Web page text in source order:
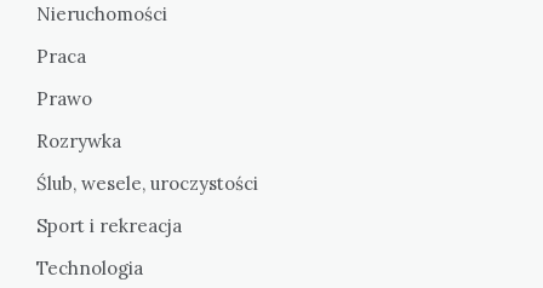
Nieruchomości
Praca
Prawo
Rozrywka
Ślub, wesele, uroczystości
Sport i rekreacja
Technologia